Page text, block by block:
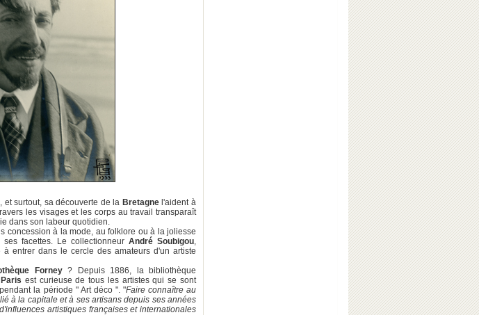
, et surtout, sa découverte de la Bretagnel'aident à
les visages et les corps au travail transparaît
dans son labeur quotidien.
concession à la mode, au folklore ou à la joliesse
facettes. Le collectionneur André Soubigou,
entrer dans le cercle des amateurs d'un artiste
Forney? Depuis 1886, la bibliothèque
est curieuse de tous les artistes qui se sont
la période " Art déco ". "Faire connaître au
à la capitale et à ses artisans depuis ses années
artistiques françaises et internationales